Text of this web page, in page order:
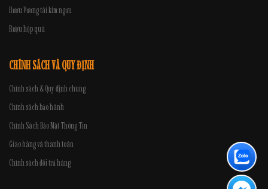
Rượu Vương tài kim ngưu
Rượu hộp quà
CHÍNH SÁCH VÀ QUY ĐỊNH
Chính sách & Quy định chung
Chính sách bảo hành
Chính Sách Bảo Mật Thông Tin
Giao hàng và thanh toán
Chính sách đổi trả hàng